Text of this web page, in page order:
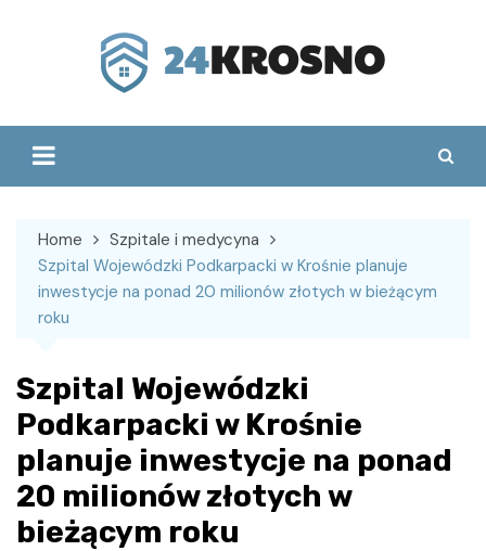
Home
Szpitale i medycyna
Szpital Wojewódzki Podkarpacki w Krośnie planuje
inwestycje na ponad 20 milionów złotych w bieżącym
roku
Szpital Wojewódzki
Podkarpacki w Krośnie
planuje inwestycje na ponad
20 milionów złotych w
bieżącym roku